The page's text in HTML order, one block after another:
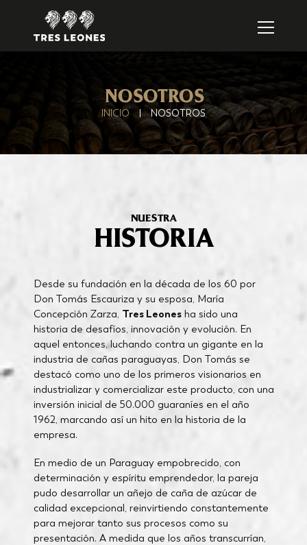
NOSOTROS
INICIO | NOSOTROS
NUESTRA
HISTORIA
Desde su fundación en la década de los 60 por
Don Tomás Escauriza y su esposa, María
Concepción Zarza, Tres Leonesha sido una
historia de desafíos, innovación y evolución. En
aquel entonces, luchando contra un gigante en la
industria de cañas paraguayas, Don Tomás se
destacó como uno de los primeros visionarios en
industrializar y comercializar este producto, con una
inversión inicial de 50.000 guaraníes en el año
1962, marcando así un hito en la historia de la
empresa.
En medio de un Paraguay empobrecido, con
determinación y espíritu emprendedor, la pareja
pudo desarrollar un añejo de caña de azúcar de
calidad excepcional, reinvirtiendo constantemente
para mejorar tanto sus procesos como su
presentación. A medida que los años transcurrían,